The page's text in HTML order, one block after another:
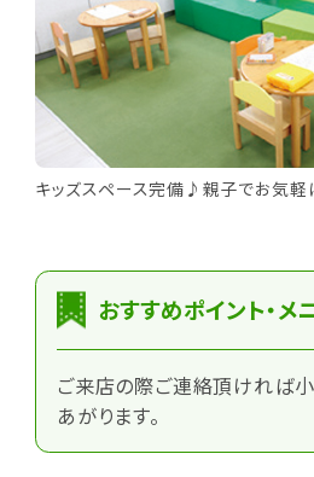
キッズスペース完備♪親子でお気軽
おすすめポイント・メ
ご来店の際ご連絡頂ければ
あがります。